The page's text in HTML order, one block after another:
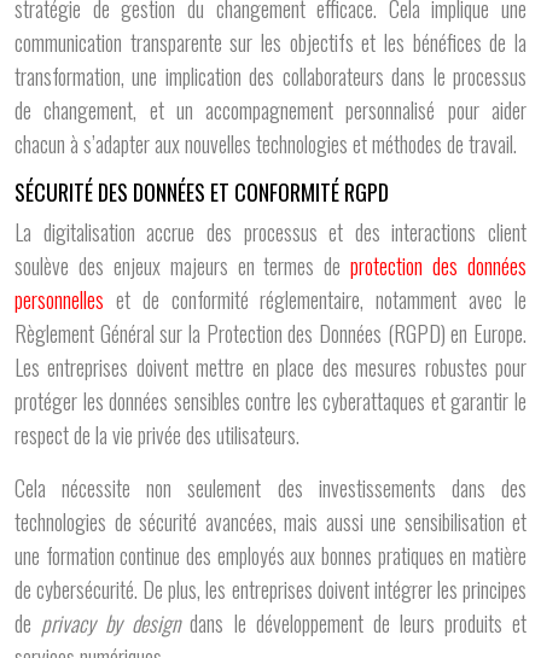
stratégie de gestion du changement efficace. Cela implique une
communication transparente sur les objectifs et les bénéfices de la
transformation, une implication des collaborateurs dans le processus
de changement, et un accompagnement personnalisé pour aider
chacun à s’adapter aux nouvelles technologies et méthodes de travail.
SÉCURITÉ DES DONNÉES ET CONFORMITÉ RGPD
La digitalisation accrue des processus et des interactions client
soulève des enjeux majeurs en termes deprotection des données
personnelles et de conformité réglementaire, notamment avec le
Règlement Général sur la Protection des Données (RGPD) en Europe.
Les entreprises doivent mettre en place des mesures robustes pour
protéger les données sensibles contre les cyberattaques et garantir le
respect de la vie privée des utilisateurs.
Cela nécessite non seulement des investissements dans des
technologies de sécurité avancées, mais aussi une sensibilisation et
une formation continue des employés aux bonnes pratiques en matière
de cybersécurité. De plus, les entreprises doivent intégrer les principes
de privacy by designdans le développement de leurs produits et